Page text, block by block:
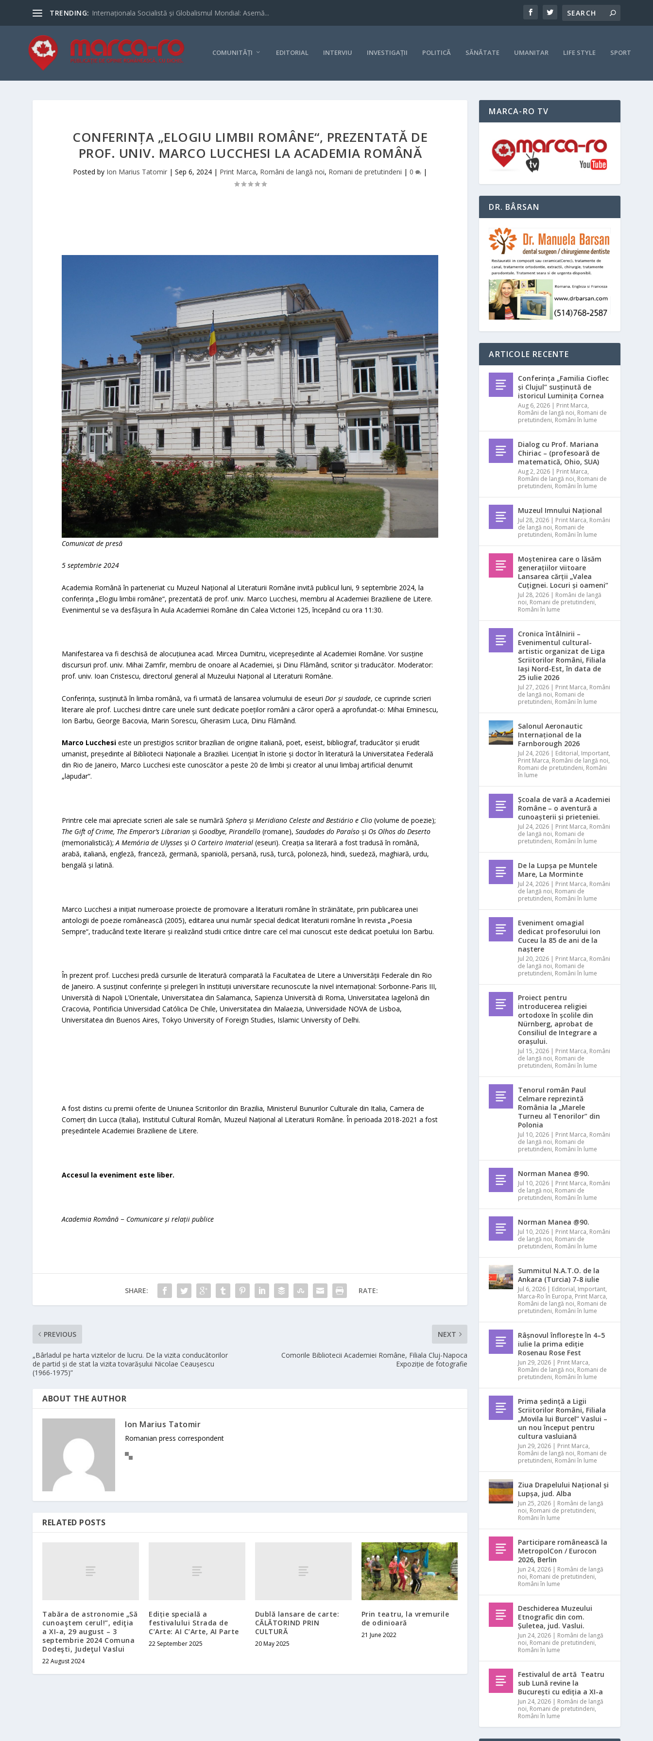
TRENDING: Internaționala Socialistă și Globalismul Mondial: Asemă...
COMUNITĂȚI EDITORIAL INTERVIU INVESTIGAȚII POLITICĂ SĂNĂTATE UMANITAR LIFE STYLE SPORT
CONFERINȚA „ELOGIU LIMBII ROMÂNE“, PREZENTATĂ DE
PROF. UNIV. MARCO LUCCHESI LA ACADEMIA ROMÂNĂ
Posted by Ion Marius Tatomir |Sep 6, 2024 | Print Marca, Români de langă noi, Romani de pretutindeni |0 |
Comunicat de presă
5 septembrie 2024
Academia Română în parteneriat cu Muzeul Național al Literaturii Române invită publicul luni, 9 septembrie 2024, la
conferința „Elogiu limbii române“, prezentată de prof. univ. Marco Lucchesi, membru al Academiei Braziliene de Litere.
Evenimentul se va desfășura în Aula Academiei Române din Calea Victoriei 125, începând cu ora 11:30.
Manifestarea va fi deschisă de alocuțiunea acad. Mircea Dumitru, vicepreședinte al Academiei Române. Vor susține
discursuri prof. univ. Mihai Zamfir, membru de onoare al Academiei, și Dinu Flămând, scriitor și traducător. Moderator:
prof. univ. Ioan Cristescu, directorul general al Muzeului Național al Literaturii Române.
Conferința, susținută în limba română, va fi urmată de lansarea volumului de eseuri Dor și saudade, ce cuprinde scrieri
literare ale prof. Lucchesi dintre care unele sunt dedicate poeților români a căror operă a aprofundat-o: Mihai Eminescu,
Ion Barbu, George Bacovia, Marin Sorescu, Gherasim Luca, Dinu Flămând.
Marco Lucchesi este un prestigios scriitor brazilian de origine italiană, poet, eseist, bibliograf, traducător și erudit
umanist, președinte al Bibliotecii Naționale a Braziliei. Licențiat în istorie și doctor în literatură la Universitatea Federală
din Rio de Janeiro, Marco Lucchesi este cunoscător a peste 20 de limbi și creator al unui limbaj artificial denumit
„lapudar“.
Printre cele mai apreciate scrieri ale sale se numărăSpherași Meridiano Celeste and Bestiário e Clio(volume de poezie);
The Gift of Crime, The Emperor’s Librarianși Goodbye, Pirandello (romane),Saudades do Paraísoși Os Olhos do Deserto
(memorialistică);A Memória de Ulyssesși O Carteiro Imaterial (eseuri). Creația sa literară a fost tradusă în română,
arabă, italiană, engleză, franceză, germană, spaniolă, persană, rusă, turcă, poloneză, hindi, suedeză, maghiară, urdu,
bengală și latină.
Marco Lucchesi a inițiat numeroase proiecte de promovare a literaturii române în străinătate, prin publicarea unei
antologii de poezie românească (2005), editarea unui număr special dedicat literaturii române în revista „Poesia
Sempre“, traducând texte literare și realizând studii critice dintre care cel mai cunoscut este dedicat poetului Ion Barbu.
În prezent prof. Lucchesi predă cursurile de literatură comparată la Facultatea de Litere a Universității Federale din Rio
de Janeiro. A susținut conferințe și prelegeri în instituții universitare recunoscute la nivel internațional: Sorbonne-Paris III,
Università di Napoli L’Orientale, Universitatea din Salamanca, Sapienza Università di Roma, Universitatea Iagelonă din
Cracovia, Pontificia Universidad Católica De Chile, Universitatea din Malaezia, Universidade NOVA de Lisboa,
Universitatea din Buenos Aires, Tokyo University of Foreign Studies, Islamic University of Delhi.
A fost distins cu premii oferite de Uniunea Scriitorilor din Brazilia, Ministerul Bunurilor Culturale din Italia, Camera de
Comerț din Lucca (Italia), Institutul Cultural Român, Muzeul Național al Literaturii Române. În perioada 2018-2021 a fost
președintele Academiei Braziliene de Litere.
Accesul la eveniment este liber.
Academia Română − Comunicare și relații publice
SHARE: RATE:
PREVIOUS
„Bârladul pe harta vizitelor de lucru. De la vizita conducătorilor
de partid și de stat la vizita tovarășului Nicolae Ceaușescu
(1966-1975)”
NEXT
Comorile Bibliotecii Academiei Române, Filiala Cluj-Napoca
Expoziție de fotografie
ABOUT THE AUTHOR
Ion Marius Tatomir
Romanian press correspondent
RELATED POSTS
Tabăra de astronomie „Să
cunoaştem cerul!”, ediţia
a XI-a, 29 august – 3
septembrie 2024 Comuna
Dodeşti, Judeţul Vaslui
22 August 2024
Ediție specială a
festivalului Strada de
C’Arte: AI C’Arte, AI Parte
22 September 2025
Dublă lansare de carte:
CĂLĂTORIND PRIN
CULTURĂ
20 May 2025
Prin teatru, la vremurile
de odinioară
21 June 2022
MARCA-RO TV
DR. BÂRSAN
ARTICOLE RECENTE
Conferința „Familia Cioflec
și Clujul” susținută de
istoricul Luminița Cornea
Aug 6, 2026 | Print Marca,
Români de langă noi, Romani de
pretutindeni, Români în lume
Dialog cu Prof. Mariana
Chiriac – (profesoară de
matematică, Ohio, SUA)
Aug 2, 2026 | Print Marca,
Români de langă noi, Romani de
pretutindeni, Români în lume
Muzeul Imnului Național
Jul 28, 2026 | Print Marca, Români
de langă noi, Romani de
pretutindeni, Români în lume
Moștenirea care o lăsăm
generațiilor viitoare
Lansarea cărții „Valea
Cuțignei. Locuri și oameni”
Jul 28, 2026 | Români de langă
noi, Romani de pretutindeni,
Români în lume
Cronica întâlnirii –
Evenimentul cultural-
artistic organizat de Liga
Scriitorilor Români, Filiala
Iași Nord-Est, în data de
25 iulie 2026
Jul 27, 2026 | Print Marca, Români
de langă noi, Romani de
pretutindeni, Români în lume
Salonul Aeronautic
Internațional de la
Farnborough 2026
Jul 24, 2026 | Editorial, Important,
Print Marca, Români de langă noi,
Romani de pretutindeni, Români
în lume
Școala de vară a Academiei
Române – o aventură a
cunoașterii și prieteniei.
Jul 24, 2026 | Print Marca, Români
de langă noi, Romani de
pretutindeni, Români în lume
De la Lupșa pe Muntele
Mare, La Morminte
Jul 24, 2026 | Print Marca, Români
de langă noi, Romani de
pretutindeni, Români în lume
Eveniment omagial
dedicat profesorului Ion
Cuceu la 85 de ani de la
naștere
Jul 20, 2026 | Print Marca, Români
de langă noi, Romani de
pretutindeni, Români în lume
Proiect pentru
introducerea religiei
ortodoxe în școlile din
Nürnberg, aprobat de
Consiliul de Integrare a
orașului.
Jul 15, 2026 | Print Marca, Români
de langă noi, Romani de
pretutindeni, Români în lume
Tenorul român Paul
Celmare reprezintă
România la „Marele
Turneu al Tenorilor” din
Polonia
Jul 10, 2026 | Print Marca, Români
de langă noi, Romani de
pretutindeni, Români în lume
Norman Manea @90.
Jul 10, 2026 | Print Marca, Români
de langă noi, Romani de
pretutindeni, Români în lume
Norman Manea @90.
Jul 10, 2026 | Print Marca, Români
de langă noi, Romani de
pretutindeni, Români în lume
Summitul N.A.T.O. de la
Ankara (Turcia) 7-8 iulie
Jul 6, 2026 | Editorial, Important,
Marca-Ro în Europa, Print Marca,
Români de langă noi, Romani de
pretutindeni, Români în lume
Râșnovul înflorește în 4–5
iulie la prima ediție
Rosenau Rose Fest
Jun 29, 2026 | Print Marca,
Români de langă noi, Romani de
pretutindeni, Români în lume
Prima ședință a Ligii
Scriitorilor Români, Filiala
„Movila lui Burcel” Vaslui –
un nou început pentru
cultura vasluiană
Jun 29, 2026 | Print Marca,
Români de langă noi, Romani de
pretutindeni, Români în lume
Ziua Drapelului Național și
Lupșa, jud. Alba
Jun 25, 2026 | Români de langă
noi, Romani de pretutindeni,
Români în lume
Participare românească la
MetropolCon / Eurocon
2026, Berlin
Jun 24, 2026 | Români de langă
noi, Romani de pretutindeni,
Români în lume
Deschiderea Muzeului
Etnografic din com.
Șuletea, jud. Vaslui.
Jun 24, 2026 | Români de langă
noi, Romani de pretutindeni,
Români în lume
Festivalul de artă Teatru
sub Lună revine la
București cu ediția a XI-a
Jun 24, 2026 | Români de langă
noi, Romani de pretutindeni,
Români în lume